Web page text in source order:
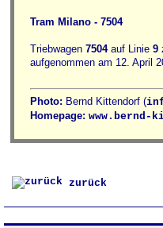
Tram Milano - 7504
Triebwagen 7504auf Linie 9
aufgenommen am 12. April
Photo: Bernd Kittendorf (
Homepage:
zurück